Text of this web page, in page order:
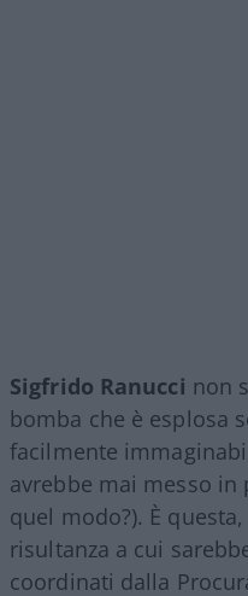
Sigfrido Ranucci non
bomba che è esplosa
facilmente
avrebbe mai messo
quel modo?). È
risultanza a cui
coordinati dalla